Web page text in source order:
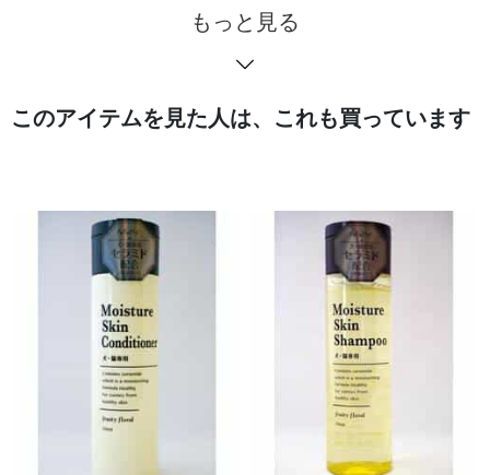
もっと見る
このアイテムを見た人は、これも買っています